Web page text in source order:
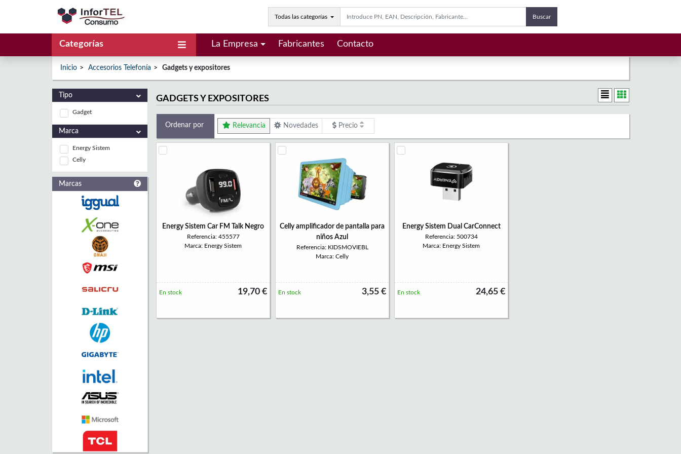
Todas las categorías Buscar
Categorías La Empresa Fabricantes Contacto
Inicio Accesorios Telefonía Gadgets y expositores
Tipo
Gadget
Marca
Energy Sistem
Celly
Marcas
GADGETS Y EXPOSITORES
Ordenar por Relevancia Novedades Precio
Energy Sistem Car FM Talk Negro
Referencia: 455577
Marca: Energy Sistem
19,70 €
En stock
Celly amplificador de pantalla para
niños Azul
Referencia: KIDSMOVIEBL
Marca: Celly
3,55 €
En stock
Energy Sistem Dual CarConnect
Referencia: 500734
Marca: Energy Sistem
24,65 €
En stock